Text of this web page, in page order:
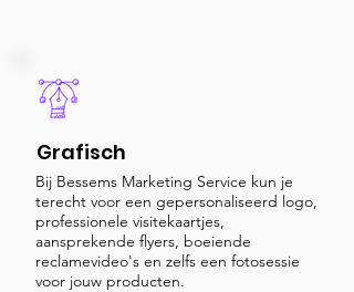
Grafisch
Bij Bessems Marketing Service kun je
terecht voor een gepersonaliseerd logo,
professionele visitekaartjes,
aansprekende flyers, boeiende
reclamevideo's en zelfs een fotosessie
voor jouw producten.